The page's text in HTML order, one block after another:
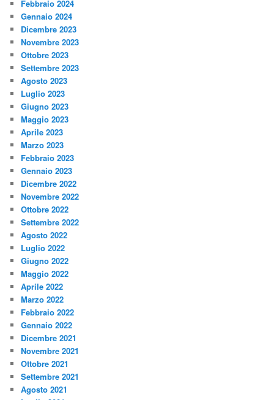
Febbraio 2024
Gennaio 2024
Dicembre 2023
Novembre 2023
Ottobre 2023
Settembre 2023
Agosto 2023
Luglio 2023
Giugno 2023
Maggio 2023
Aprile 2023
Marzo 2023
Febbraio 2023
Gennaio 2023
Dicembre 2022
Novembre 2022
Ottobre 2022
Settembre 2022
Agosto 2022
Luglio 2022
Giugno 2022
Maggio 2022
Aprile 2022
Marzo 2022
Febbraio 2022
Gennaio 2022
Dicembre 2021
Novembre 2021
Ottobre 2021
Settembre 2021
Agosto 2021